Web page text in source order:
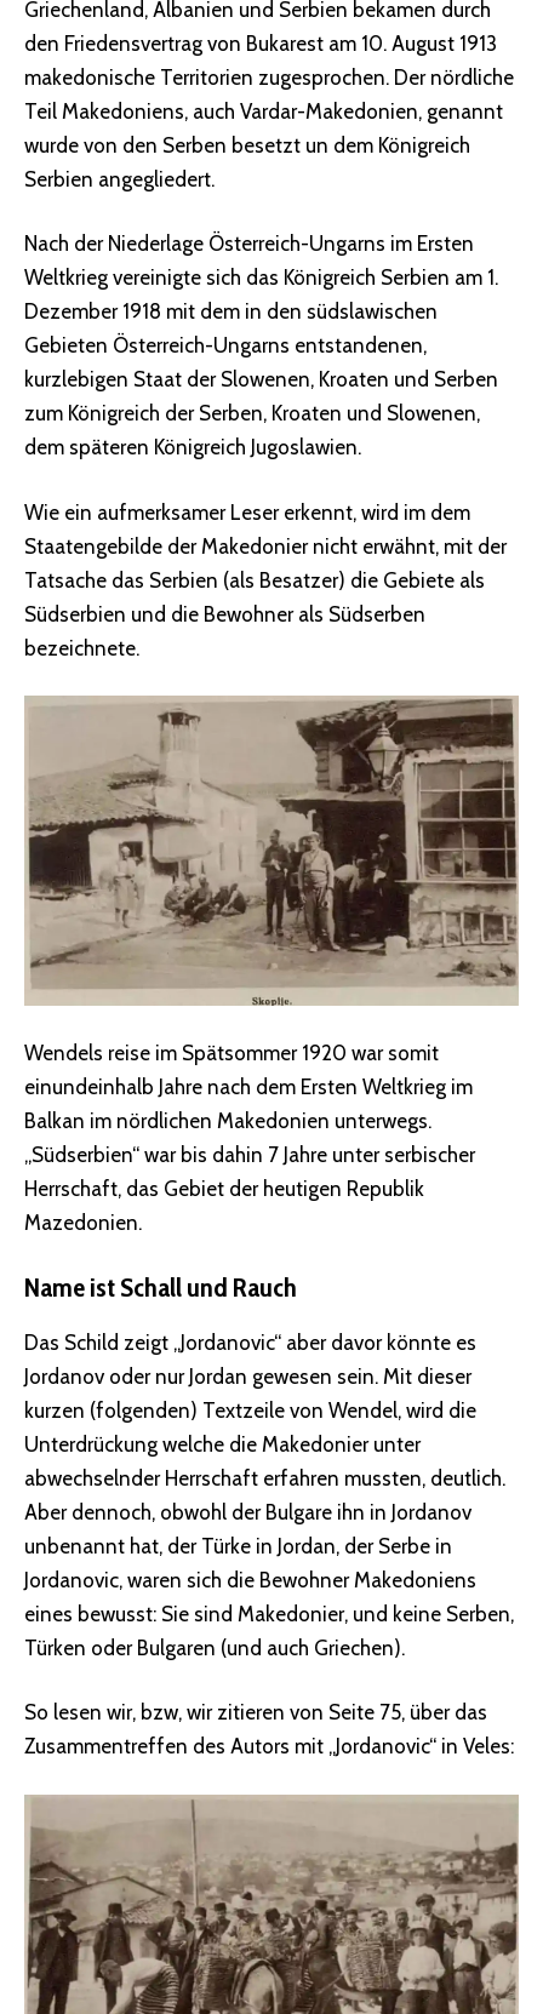
Griechenland, Albanien und Serbien bekamen durch
den Friedensvertrag von Bukarest am 10. August 1913
makedonische Territorien zugesprochen. Der nördliche
Teil Makedoniens, auch Vardar-Makedonien, genannt
wurde von den Serben besetzt un dem Königreich
Serbien angegliedert.
Nach der Niederlage Österreich-Ungarns im Ersten
Weltkrieg vereinigte sich das Königreich Serbien am 1.
Dezember 1918 mit dem in den südslawischen
Gebieten Österreich-Ungarns entstandenen,
kurzlebigen Staat der Slowenen, Kroaten und Serben
zum Königreich der Serben, Kroaten und Slowenen,
dem späteren Königreich Jugoslawien.
Wie ein aufmerksamer Leser erkennt, wird im dem
Staatengebilde der Makedonier nicht erwähnt, mit der
Tatsache das Serbien (als Besatzer) die Gebiete als
Südserbien und die Bewohner als Südserben
bezeichnete.
Wendels reise im Spätsommer 1920 war somit
einundeinhalb Jahre nach dem Ersten Weltkrieg im
Balkan im nördlichen Makedonien unterwegs.
„Südserbien“ war bis dahin 7 Jahre unter serbischer
Herrschaft, das Gebiet der heutigen Republik
Mazedonien.
Name ist Schall und Rauch
Das Schild zeigt „Jordanovic“ aber davor könnte es
Jordanov oder nur Jordan gewesen sein. Mit dieser
kurzen (folgenden) Textzeile von Wendel, wird die
Unterdrückung welche die Makedonier unter
abwechselnder Herrschaft erfahren mussten, deutlich.
Aber dennoch, obwohl der Bulgare ihn in Jordanov
unbenannt hat, der Türke in Jordan, der Serbe in
Jordanovic, waren sich die Bewohner Makedoniens
eines bewusst: Sie sind Makedonier, und keine Serben,
Türken oder Bulgaren (und auch Griechen).
So lesen wir, bzw, wir zitieren von Seite 75, über das
Zusammentreffen des Autors mit „Jordanovic“ in Veles: